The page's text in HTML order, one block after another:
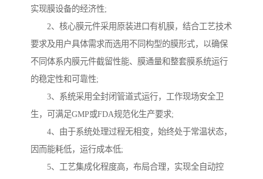
实现膜设备的经济性;
2、核心膜元件采用原装进口有机膜，结合工艺技术
要求及用户具体需求而选用不同构型的膜形式，以确保
不同体系内膜元件截留性能、膜通量和整套膜系统运行
的稳定性和可靠性;
3、系统采用全封闭管道式运行，工作现场安全卫
生，可满足GMP或FDA规范化生产要求;
4、由于系统处理过程无相变，始终处于常温状态，
因而能耗低，运行成本低;
5、工艺集成化程度高，布局合理，实现全自动控